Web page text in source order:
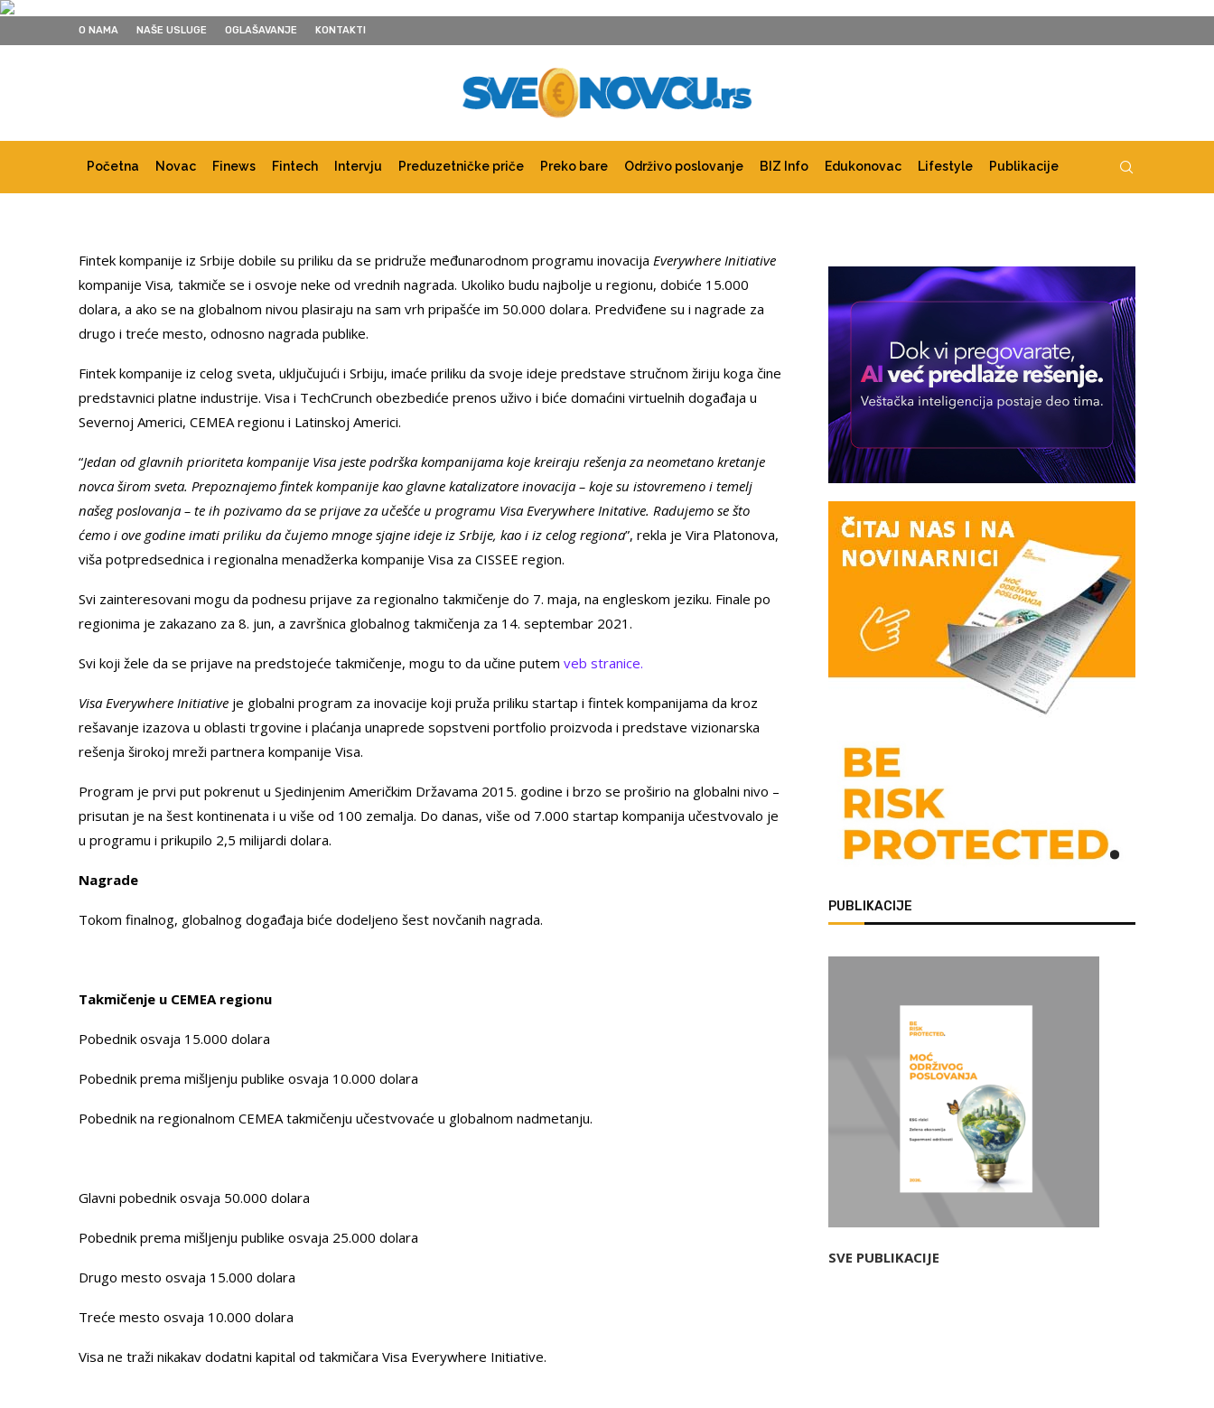
O NAMA NAŠE USLUGE OGLAŠAVANJE KONTAKTI
Početna Novac Finews Fintech Intervju Preduzetničke priče Preko bare Održivo poslovanje BIZ Info Edukonovac Lifestyle Publikacije
Fintek kompanije iz Srbije dobile su priliku da se pridruže međunarodnom programu inovacija Everywhere Initiative
kompanije Visa, takmiče se i osvoje neke od vrednih nagrada. Ukoliko budu najbolje u regionu, dobiće 15.000
dolara, a ako se na globalnom nivou plasiraju na sam vrh pripašće im 50.000 dolara. Predviđene su i nagrade za
drugo i treće mesto, odnosno nagrada publike.
Fintek kompanije iz celog sveta, uključujući i Srbiju, imaće priliku da svoje ideje predstave stručnom žiriju koga čine
predstavnici platne industrije. Visa i TechCrunch obezbediće prenos uživo i biće domaćini virtuelnih događaja u
Severnoj Americi, CEMEA regionu i Latinskoj Americi.
“Jedan od glavnih prioriteta kompanije Visa jeste podrška kompanijama koje kreiraju rešenja za neometano kretanje
novca širom sveta. Prepoznajemo fintek kompanije kao glavne katalizatore inovacija – koje su istovremeno i temelj
našeg poslovanja – te ih pozivamo da se prijave za učešće u programu Visa Everywhere Initative. Radujemo se što
ćemo i ove godine imati priliku da čujemo mnoge sjajne ideje iz Srbije, kao i iz celog regiona”, rekla je Vira Platonova,
viša potpredsednica i regionalna menadžerka kompanije Visa za CISSEE region.
Svi zainteresovani mogu da podnesu prijave za regionalno takmičenje do 7. maja, na engleskom jeziku. Finale po
regionima je zakazano za 8. jun, a završnica globalnog takmičenja za 14. septembar 2021.
Svi koji žele da se prijave na predstojeće takmičenje, mogu to da učine putem veb stranice.
Visa Everywhere Initiative je globalni program za inovacije koji pruža priliku startap i fintek kompanijama da kroz
rešavanje izazova u oblasti trgovine i plaćanja unaprede sopstveni portfolio proizvoda i predstave vizionarska
rešenja širokoj mreži partnera kompanije Visa.
Program je prvi put pokrenut u Sjedinjenim Američkim Državama 2015. godine i brzo se proširio na globalni nivo –
prisutan je na šest kontinenata i u više od 100 zemalja. Do danas, više od 7.000 startap kompanija učestvovalo je
u programu i prikupilo 2,5 milijardi dolara.
Nagrade
Tokom finalnog, globalnog događaja biće dodeljeno šest novčanih nagrada.
Takmičenje u CEMEA regionu
Pobednik osvaja 15.000 dolara
Pobednik prema mišljenju publike osvaja 10.000 dolara
Pobednik na regionalnom CEMEA takmičenju učestvovaće u globalnom nadmetanju.
Glavni pobednik osvaja 50.000 dolara
Pobednik prema mišljenju publike osvaja 25.000 dolara
Drugo mesto osvaja 15.000 dolara
Treće mesto osvaja 10.000 dolara
Visa ne traži nikakav dodatni kapital od takmičara Visa Everywhere Initiative.
PUBLIKACIJE
SVE PUBLIKACIJE